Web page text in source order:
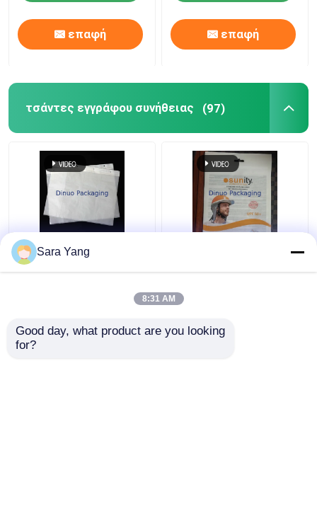
επαφή επαφή
τσάντες εγγράφου συνήθειας (97)
Τετραδιάστατη
συνεχής γυάλινη
φάκελος
Sara Yang
8:31 AM
Good day, what product are you looking
for?